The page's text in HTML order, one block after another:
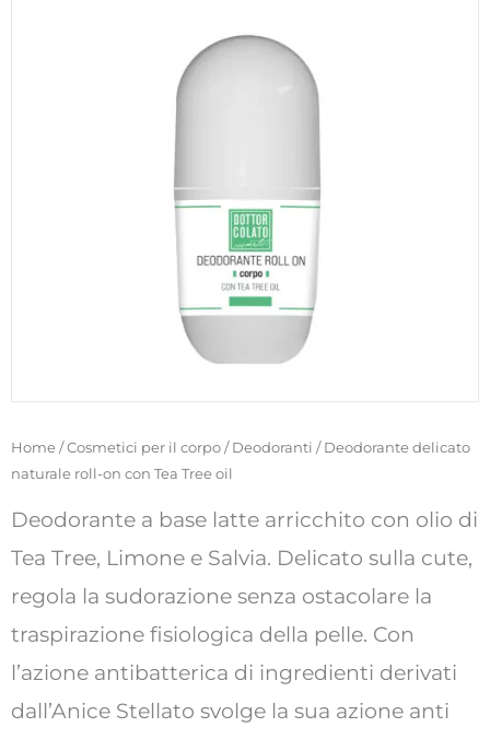
Home/Cosmetici per il corpo/Deodoranti / Deodorante delicato
naturale roll-on con Tea Tree oil
Deodorante a base latte arricchito con olio di
Tea Tree, Limone e Salvia. Delicato sulla cute,
regola la sudorazione senza ostacolare la
traspirazione fisiologica della pelle. Con
l’azione antibatterica di ingredienti derivati
dall’Anice Stellato svolge la sua azione anti